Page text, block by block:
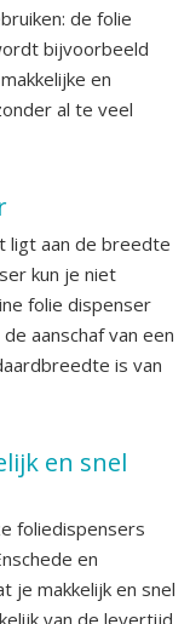
de folie
bijvoorbeeld
en
al te veel
ligt aan de breedte
kun je niet
folie dispenser
aanschaf van een
is van
en snel
foliedispensers
en
je makkelijk en snel
van de levertijd